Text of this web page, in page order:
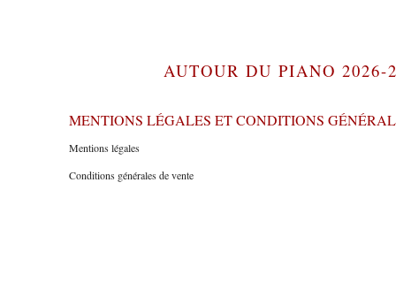
AUTOUR DU PIANO 2026-
MENTIONS LÉGALES ET CONDITIONS
Mentions légales
Conditions générales de vente